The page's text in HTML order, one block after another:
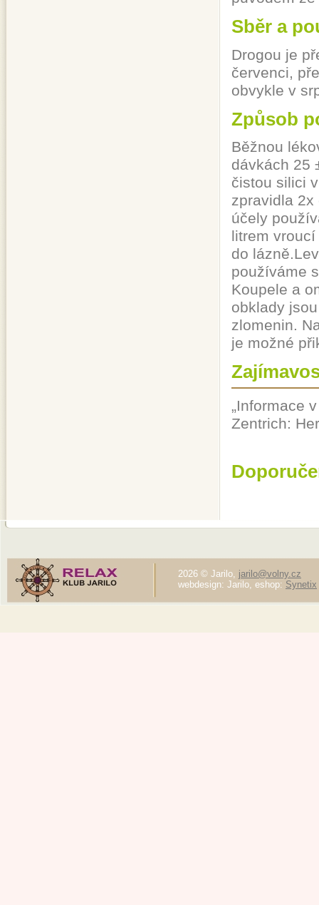
Sběr a
Drogou je
červenci,
obvykle v
Způsob
Běžnou
dávkách 25
čistou silici
zpravidla
účely
litrem
do
používáme
Koupele a
obklady
zlomenin.
je možné
„Informace
Zentrich:
2026 © Jarilo, jarilo@volny.cz
webdesign: Jarilo, eshop: Synetix